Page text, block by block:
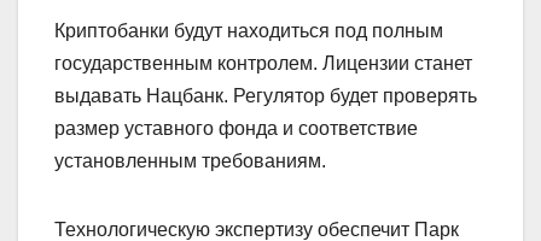
Криптобанки будут находиться под полным
государственным контролем. Лицензии станет
выдавать Нацбанк. Регулятор будет проверять
размер уставного фонда и соответствие
установленным требованиям.
Технологическую экспертизу обеспечит Парк